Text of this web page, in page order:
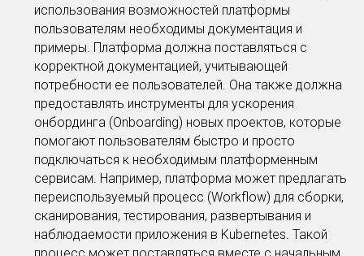
использования возможностей платформы
пользователям необходимы документация и
примеры. Платформа должна поставляться с
корректной документацией, учитывающей
потребности ее пользователей. Она также должна
предоставлять инструменты для ускорения
онбординга (Onboarding) новых проектов, которые
помогают пользователям быстро и просто
подключаться к необходимым платформенным
сервисам. Например, платформа может предлагать
переиспользуемый процесс (Workflow) для сборки,
сканирования, тестирования, развертывания и
наблюдаемости приложения в Kubernetes. Такой